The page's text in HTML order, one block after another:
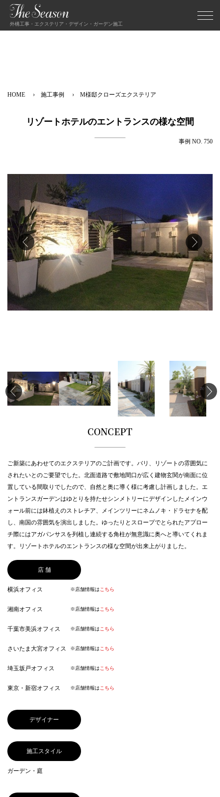
外構工事・エクステリア・デザイン・ガーデン施工
HOME 施工事例 M様邸クローズエクステリア
リゾートホテルのエントランスの様な空間
事例 NO. 750
CONCEPT
ご新築にあわせてのエクステリアのご計画です。バリ、リゾートの雰囲気に
されたいとのご要望でした。北面道路で敷地間口が広く建物玄関が南面に位
置している間取りでしたので、自然と奥に導く様に考慮し計画しました。エ
ントランスガーデンはゆとりを持たせシンメトリーにデザインしたメインウ
ォール前には鉢植えのストレチア、メインツリーにネムノキ・ドラセナを配
し、南国の雰囲気を演出しました。ゆったりとスロープでとられたアプロー
チ際にはアガパンサスを列植し連続する角柱が無意識に奥へと導いてくれま
す。リゾートホテルのエントランスの様な空間が出来上がりました。
店 舗
横浜オフィス
湘南オフィス
千葉市美浜オフィス
さいたま大宮オフィス
埼玉坂戸オフィス
東京・新宿オフィス
※店舗情報は こちら
※店舗情報は こちら
※店舗情報は こちら
※店舗情報は こちら
※店舗情報は こちら
※店舗情報は こちら
デザイナー
施工スタイル
ガーデン・庭